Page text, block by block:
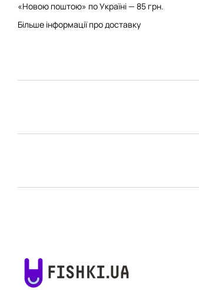
«Новою поштою» по Україні — 85 грн.
Більше інформації про доставку